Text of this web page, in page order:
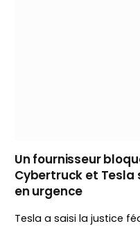
Un fournisseur
Cybertruck et
en urgence
Tesla a saisi la justice